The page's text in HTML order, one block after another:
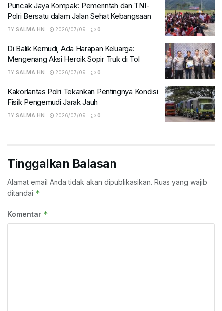
Puncak Jaya Kompak: Pemerintah dan TNI-
Polri Bersatu dalam Jalan Sehat Kebangsaan
BY SALMA HN 2026/07/09 0
Di Balik Kemudi, Ada Harapan Keluarga:
Mengenang Aksi Heroik Sopir Truk di Tol
BY SALMA HN 2026/07/09 0
Kakorlantas Polri Tekankan Pentingnya Kondisi
Fisik Pengemudi Jarak Jauh
BY SALMA HN 2026/07/09 0
Tinggalkan Balasan
Alamat email Anda tidak akan dipublikasikan. Ruas yang wajib
ditandai *
Komentar *